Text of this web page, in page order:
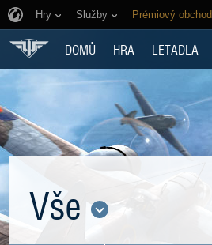
Hry Služby Prémiový obchod
DOMŮ HRA LETADLA
Vše